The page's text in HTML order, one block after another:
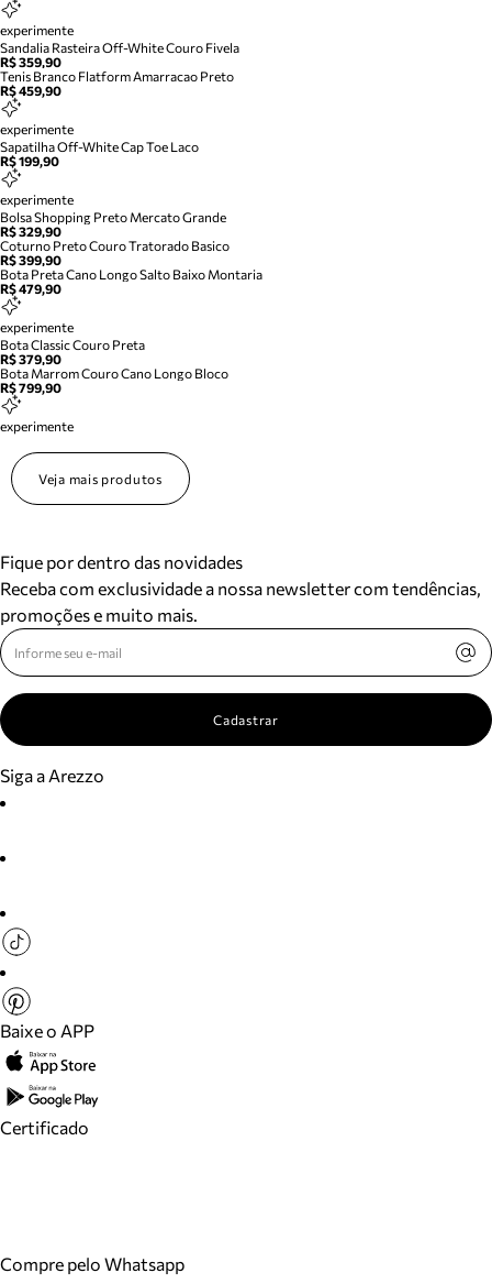
experimente
Sandalia Rasteira Off-White Couro Fivela
R$ 359,90
Tenis Branco Flatform Amarracao Preto
R$ 459,90
experimente
Sapatilha Off-White Cap Toe Laco
R$ 199,90
experimente
Bolsa Shopping Preto Mercato Grande
R$ 329,90
Coturno Preto Couro Tratorado Basico
R$ 399,90
Bota Preta Cano Longo Salto Baixo Montaria
R$ 479,90
experimente
Bota Classic Couro Preta
R$ 379,90
Bota Marrom Couro Cano Longo Bloco
R$ 799,90
experimente
Veja mais produtos
Fique por dentro das novidades
Receba com exclusividade a nossa newsletter com tendências,
promoções e muito mais.
Cadastrar
Siga a Arezzo
Baixe o APP
Certificado
Compre pelo Whatsapp